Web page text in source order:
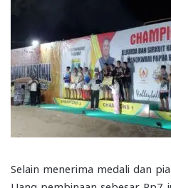
Selain menerima medali dan